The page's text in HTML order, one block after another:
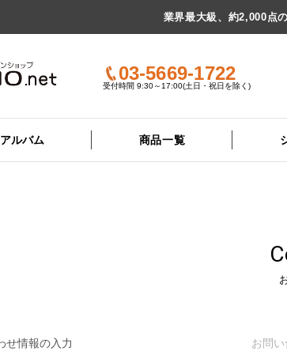
業界最大級、約2,000点
03-5669-1722
受付時間 9:30～17:00(土日・祝日を除く)
ルバム 商品一覧
せ情報の入力 お問